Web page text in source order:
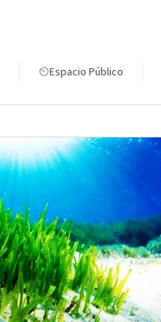
Espacio Público